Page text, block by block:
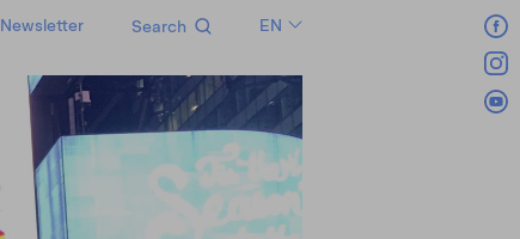
Newsletter Search
EN
RU